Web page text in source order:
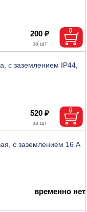
200 ₽
с заземлением IP44,
520 ₽
с заземлением 16 А
временно нет